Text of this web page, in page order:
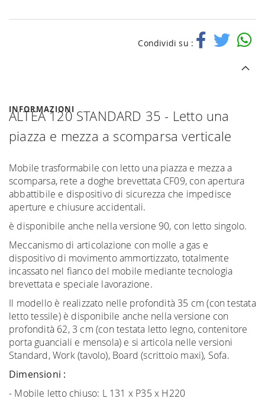
Condividi su :
INFORMAZIONI
ALTEA 120 STANDARD 35 - Letto una
piazza e mezza a scomparsa verticale
Mobile trasformabile con letto una piazza e mezza a
scomparsa, rete a doghe brevettata CF09, con apertura
abbattibile e dispositivo di sicurezza che impedisce
aperture e chiusure accidentali.
è disponibile anche nella versione 90, con letto singolo.
Meccanismo di articolazione con molle a gas e
dispositivo di movimento ammortizzato, totalmente
incassato nel fianco del mobile mediante tecnologia
brevettata e speciale lavorazione.
Il modello è realizzato nelle profondità 35 cm (con testata
letto tessile) è disponibile anche nella versione con
profondità 62, 3 cm (con testata letto legno, contenitore
porta guanciali e mensola) e si articola nelle versioni
Standard, Work (tavolo), Board (scrittoio maxi), Sofa.
Dimensioni :
- Mobile letto chiuso: L 131 x P35 x H220